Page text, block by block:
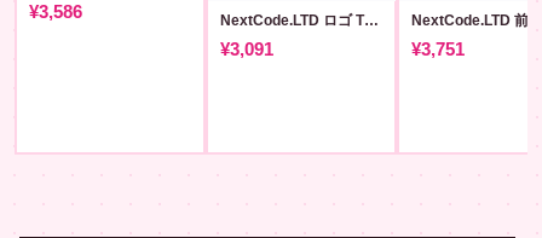
¥3,586 NextCode.LTD ロゴ Tシャツ (v19)
¥3,091 ¥3,751